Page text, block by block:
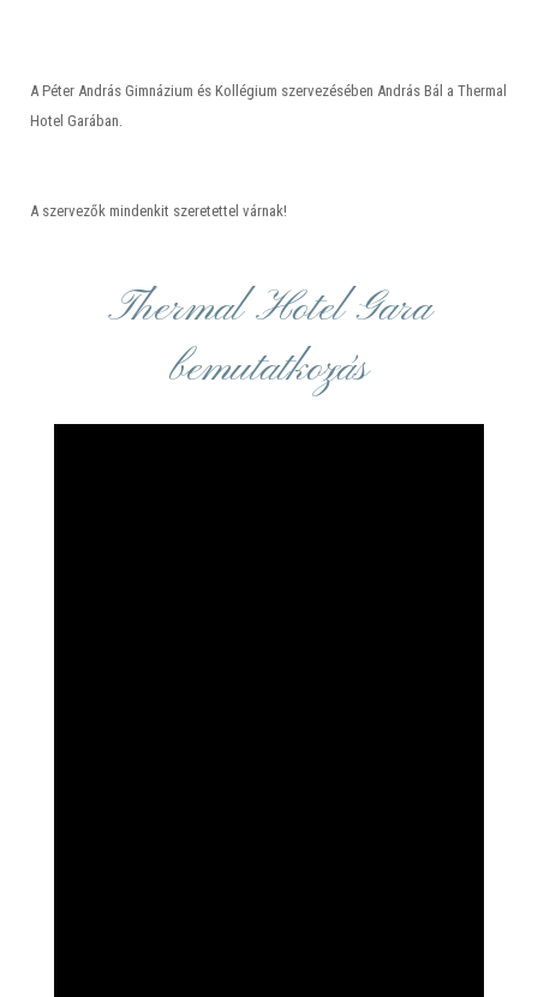
A Péter András Gimnázium és Kollégium szervezésében András Bál a Thermal
Hotel Garában.
A szervezők mindenkit szeretettel várnak!
Thermal Hotel Gara
bemutatkozás